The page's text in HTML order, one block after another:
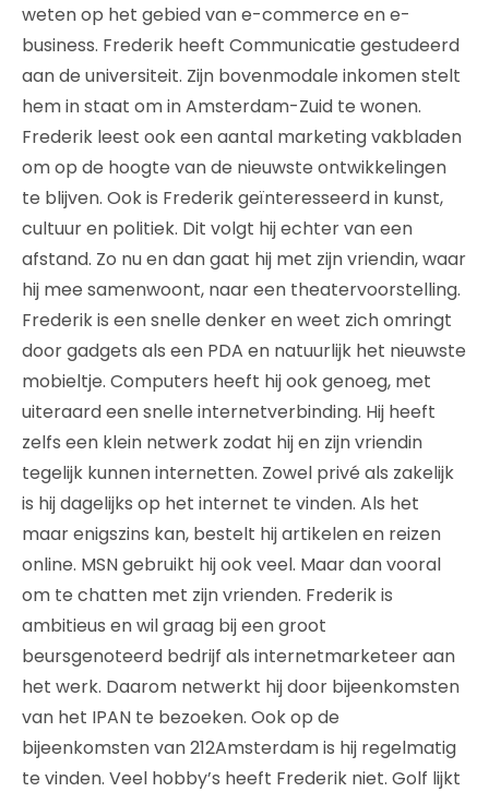
weten op het gebied van e-commerce en e-
business. Frederik heeft Communicatie gestudeerd
aan de universiteit. Zijn bovenmodale inkomen stelt
hem in staat om in Amsterdam-Zuid te wonen.
Frederik leest ook een aantal marketing vakbladen
om op de hoogte van de nieuwste ontwikkelingen
te blijven. Ook is Frederik geïnteresseerd in kunst,
cultuur en politiek. Dit volgt hij echter van een
afstand. Zo nu en dan gaat hij met zijn vriendin, waar
hij mee samenwoont, naar een theatervoorstelling.
Frederik is een snelle denker en weet zich omringt
door gadgets als een PDA en natuurlijk het nieuwste
mobieltje. Computers heeft hij ook genoeg, met
uiteraard een snelle internetverbinding. Hij heeft
zelfs een klein netwerk zodat hij en zijn vriendin
tegelijk kunnen internetten. Zowel privé als zakelijk
is hij dagelijks op het internet te vinden. Als het
maar enigszins kan, bestelt hij artikelen en reizen
online. MSN gebruikt hij ook veel. Maar dan vooral
om te chatten met zijn vrienden. Frederik is
ambitieus en wil graag bij een groot
beursgenoteerd bedrijf als internetmarketeer aan
het werk. Daarom netwerkt hij door bijeenkomsten
van het IPAN te bezoeken. Ook op de
bijeenkomsten van 212Amsterdam is hij regelmatig
te vinden. Veel hobby’s heeft Frederik niet. Golf lijkt